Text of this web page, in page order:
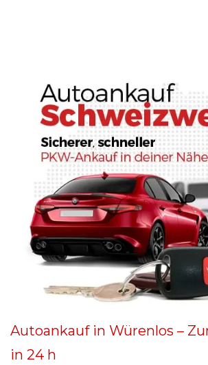
Autoankauf in Würenlos –
in 24 h